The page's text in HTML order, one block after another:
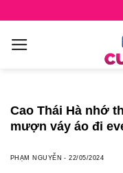
content
Cao Thái Hà nhớ
mượn váy áo đi
PHẠM NGUYỄN -22/05/2024